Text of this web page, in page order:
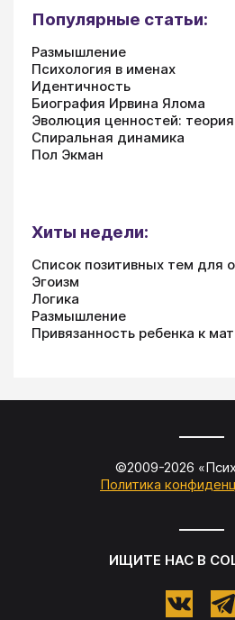
Популярные статьи:
Размышление
Психология в именах
Идентичность
Биография Ирвина Ялома
Эволюция ценностей: теория
Спиральная динамика
Пол Экман
Хиты недели:
Список позитивных тем для
Эгоизм
Логика
Размышление
Привязанность ребенка к
©2009-2026 «
Политика
ИЩИТЕ НАС В